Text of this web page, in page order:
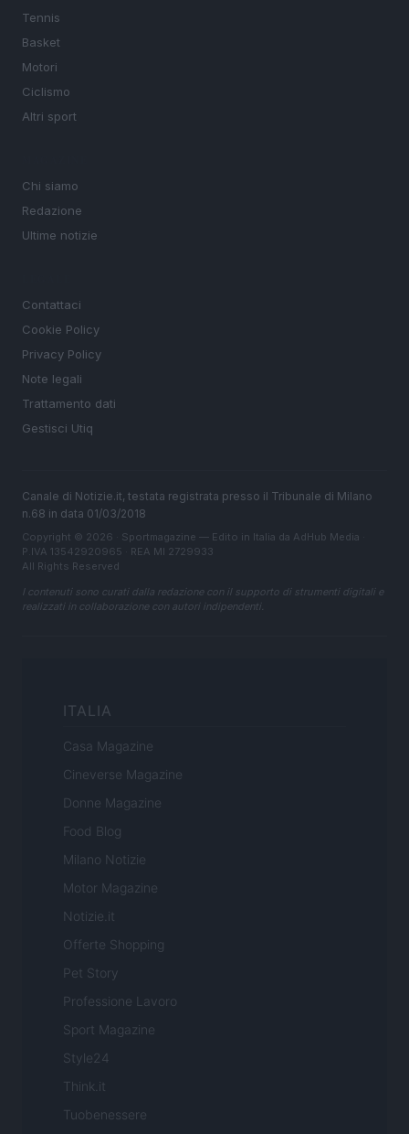
Tennis
Basket
Motori
Ciclismo
Altri sport
Chi siamo
Redazione
Ultime notizie
Contattaci
Cookie Policy
Privacy Policy
Note legali
Trattamento dati
Gestisci Utiq
Canale di Notizie.it, testata registrata presso il Tribunale di Milano
n.68 in data 01/03/2018
Copyright © 2026 · Sportmagazine — Edito in Italia da AdHub Media
P.IVA 13542920965 · REA MI 2729933
All Rights Reserved
I contenuti sono curati dalla redazione con il supporto di strumenti digitali e
realizzati in collaborazione con autori indipendenti.
ITALIA
Casa Magazine
Cineverse Magazine
Donne Magazine
Food Blog
Milano Notizie
Motor Magazine
Notizie.it
Offerte Shopping
Pet Story
Professione Lavoro
Sport Magazine
Style24
Think.it
Tuobenessere